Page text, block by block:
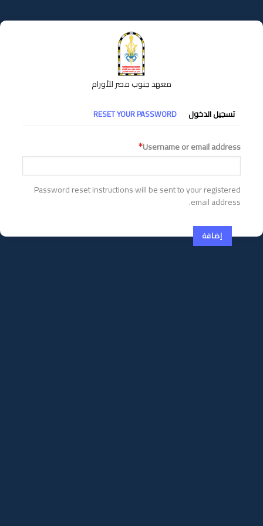
إلى
المحتوى
معهد جنوب مصر للأورام
التبويبات
الأساسية
تسجيل الدخول RESET YOUR PASSWORD
Username or email address
Password reset instructions will be sent to your registered
email address.